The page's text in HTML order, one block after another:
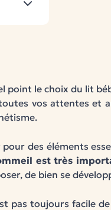
le choix du lit
vos attentes et
des éléments
est très
de bien se
pas toujours facile